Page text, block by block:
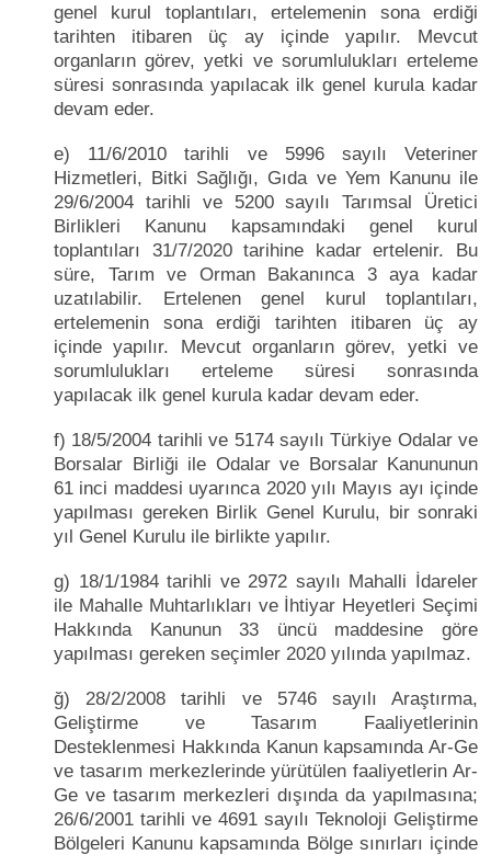
genel kurul toplantıları, ertelemenin sona erdiği
tarihten itibaren üç ay içinde yapılır. Mevcut
organların görev, yetki ve sorumlulukları erteleme
süresi sonrasında yapılacak ilk genel kurula kadar
devam eder.
e) 11/6/2010 tarihli ve 5996 sayılı Veteriner
Hizmetleri, Bitki Sağlığı, Gıda ve Yem Kanunu ile
29/6/2004 tarihli ve 5200 sayılı Tarımsal Üretici
Birlikleri Kanunu kapsamındaki genel kurul
toplantıları 31/7/2020 tarihine kadar ertelenir. Bu
süre, Tarım ve Orman Bakanınca 3 aya kadar
uzatılabilir. Ertelenen genel kurul toplantıları,
ertelemenin sona erdiği tarihten itibaren üç ay
içinde yapılır. Mevcut organların görev, yetki ve
sorumlulukları erteleme süresi sonrasında
yapılacak ilk genel kurula kadar devam eder.
f) 18/5/2004 tarihli ve 5174 sayılı Türkiye Odalar ve
Borsalar Birliği ile Odalar ve Borsalar Kanununun
61 inci maddesi uyarınca 2020 yılı Mayıs ayı içinde
yapılması gereken Birlik Genel Kurulu, bir sonraki
yıl Genel Kurulu ile birlikte yapılır.
g) 18/1/1984 tarihli ve 2972 sayılı Mahalli İdareler
ile Mahalle Muhtarlıkları ve İhtiyar Heyetleri Seçimi
Hakkında Kanunun 33 üncü maddesine göre
yapılması gereken seçimler 2020 yılında yapılmaz.
ğ) 28/2/2008 tarihli ve 5746 sayılı Araştırma,
Geliştirme ve Tasarım Faaliyetlerinin
Desteklenmesi Hakkında Kanun kapsamında Ar-Ge
ve tasarım merkezlerinde yürütülen faaliyetlerin Ar-
Ge ve tasarım merkezleri dışında da yapılmasına;
26/6/2001 tarihli ve 4691 sayılı Teknoloji Geliştirme
Bölgeleri Kanunu kapsamında Bölge sınırları içinde